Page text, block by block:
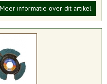
Meer informatie over dit artikel